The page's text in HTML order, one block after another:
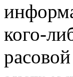
кого-